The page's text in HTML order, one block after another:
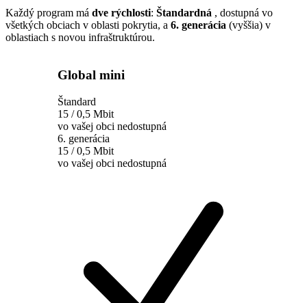
Každý program má dve rýchlosti: Štandardná , dostupná vo
všetkých obciach v oblasti pokrytia, a 6. generácia (vyššia) v
oblastiach s novou infraštruktúrou.
Global mini
Štandard
15 / 0,5 Mbit
vo vašej obci nedostupná
6. generácia
15 / 0,5 Mbit
vo vašej obci nedostupná